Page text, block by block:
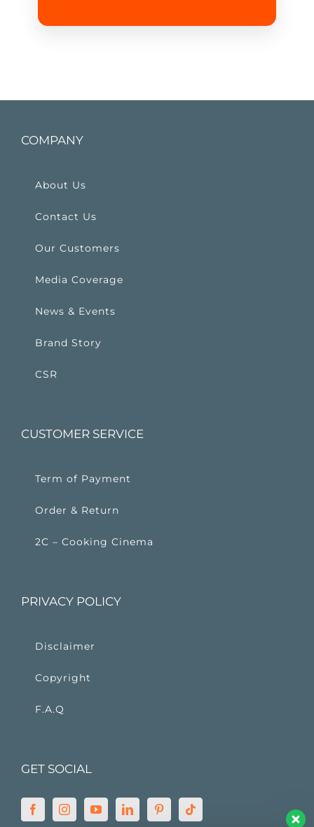
COMPANY
About Us
Contact Us
Our Customers
Media Coverage
News & Events
Brand Story
CSR
CUSTOMER SERVICE
Term of Payment
Order & Return
2C – Cooking Cinema
PRIVACY POLICY
Disclaimer
Copyright
F.A.Q
GET SOCIAL